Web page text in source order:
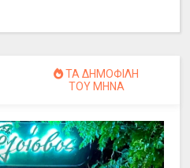
ΤΑ ΔΗΜΟΦΙΛΗ
ΤΟΥ ΜΗΝΑ